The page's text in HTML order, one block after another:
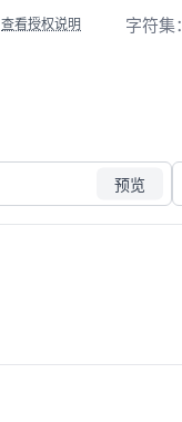
查看授权说明 字符集：
预览